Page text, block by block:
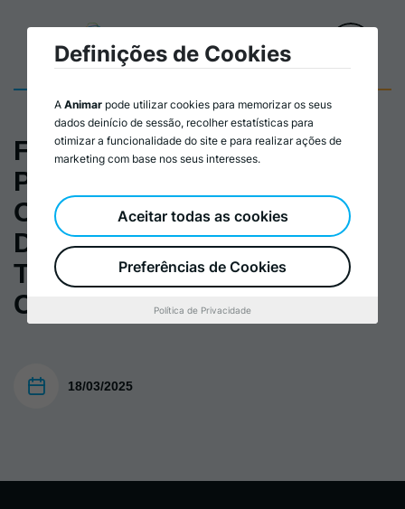
Formação Política de
Proximidade: O Papel das
Organizações de
Desenvolvimento Local na
Transferência de
Competências_programa
18/03/2025
Definições de Cookies
A Animar pode utilizar cookies para memorizar os seus
dados deinício de sessão, recolher estatísticas para
otimizar a funcionalidade do site e para realizar ações de
marketing com base nos seus interesses.
Preferências de Cookies
Aceitar todas as cookies
Política de Privacidade